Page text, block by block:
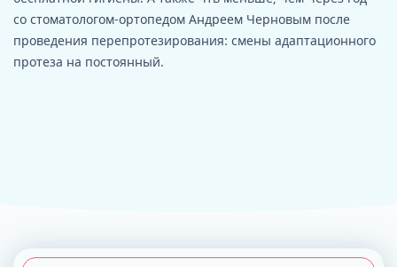
со стоматологом-ортопедом Андреем Черновым после
проведения перепротезирования: смены адаптационного
протеза на постоянный.